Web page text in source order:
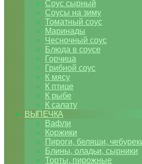
Соус сырный
Соусы на зиму
Томатный соус
Маринады
Чесночный соус
Блюда в соусе
Горчица
Грибной соус
К мясу
К птице
К рыбе
К салату
ВЫПЕЧКА
Вафли
Коржики
Пироги, беляши,
Блины, оладьи, сырники
Торты, пирожные